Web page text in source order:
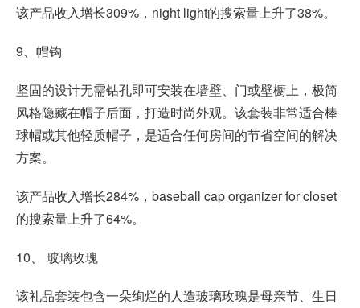
该产品收入增长309%，night light的搜索量上升了38%。
9、帽钩
坚固的设计无需钻孔即可安装在墙壁、门或壁橱上，极简
风格隐藏在帽子后面，打造时尚外观。该套装非常适合棒
球帽或其他轻质帽子，是适合任何房间的节省空间的解决
方案。
该产品收入增长284%，baseball cap organizer for closet
的搜索量上升了64%。
10、 玻璃玫瑰
该礼品套装包含一朵绚烂的人造玻璃玫瑰是母亲节、生日